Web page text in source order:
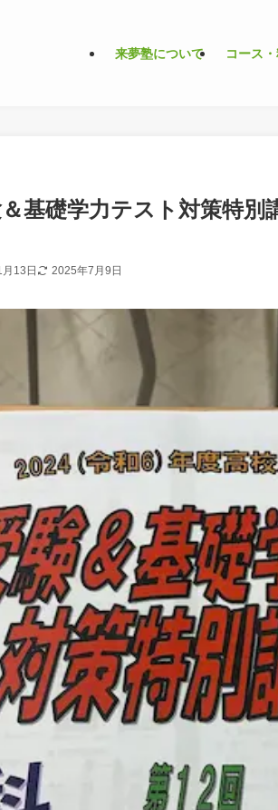
来夢塾について コース
＆基礎学力テスト対策特
13日 2025年7月9日